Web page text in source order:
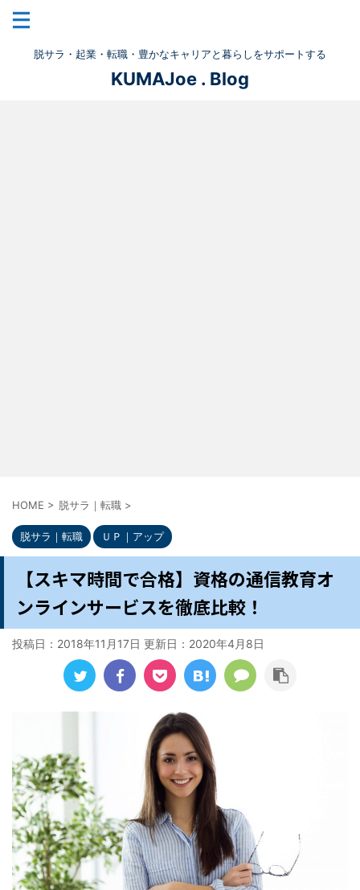
脱サラ・起業・転職・豊かなキャリアと暮らしをサポートする
KUMAJoe . Blog
HOME > 脱サラ｜転職 >
脱サラ｜転職 ＵＰ｜アップ
【スキマ時間で合格】資格の通信教育オ
ンラインサービスを徹底比較！
投稿日：2018年11月17日 更新日： 2020年4月8日